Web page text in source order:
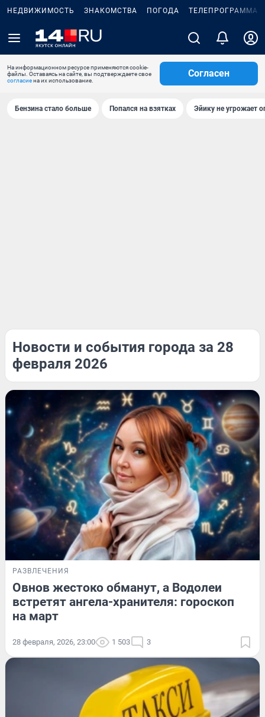
НЕДВИЖИМОСТЬ ЗНАКОМСТВА ПОГОДА ТЕЛЕПРОГРАММА
На информационном ресурсе применяются cookie-
файлы. Оставаясь на сайте, вы подтверждаете свое
согласиена их использование.
Согласен
Бензина стало больше Попался на взятках Эйику не угрожает
Новости и события города за 28
февраля 2026
РАЗВЛЕЧЕНИЯ
Овнов жестоко обманут, а Водолеи
встретят ангела-хранителя: гороскоп
на март
28 февраля, 2026, 23:00 1 503 3